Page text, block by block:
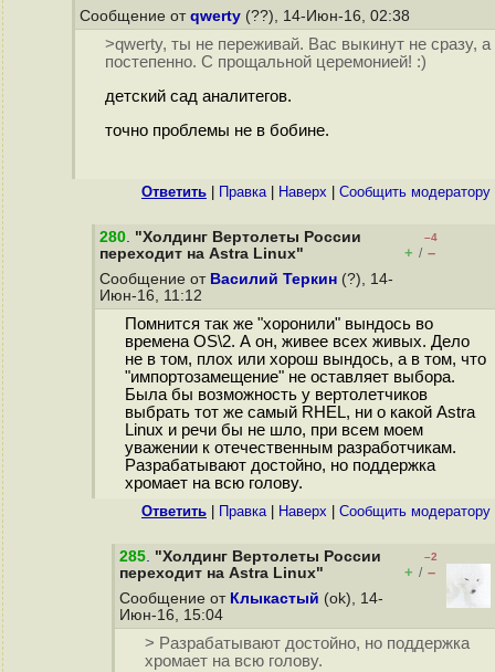
Сообщение от qwerty (??), 14-Июн-16, 02:38
>qwerty, ты не переживай. Вас выкинут не сразу, а
постепенно. С прощальной церемонией! :)
детский сад аналитегов.
точно проблемы не в бобине.
Ответить Правка| Наверх Cообщить модератору
280. "Холдинг Вертолеты России
переходит на Astra Linux"
–4
+ / –
Сообщение от Василий Теркин (?), 14-
Июн-16, 11:12
Помнится так же "хоронили" вындось во
времена ОS\2. А он, живее всех живых. Дело
не в том, плох или хорош вындось, а в том, что
"импортозамещение" не оставляет выбора.
Была бы возможность у вертолетчиков
выбрать тот же самый RHEL, ни о какой Astra
Linuх и речи бы не шло, при всем моем
уважении к отечественным разработчикам.
Разрабатывают достойно, но поддержка
хромает на всю голову.
Ответить Правка| Наверх Cообщить модератору
285. "Холдинг Вертолеты России
переходит на Astra Linux"
–2
+ / –
Сообщение от Клыкастый (ok), 14-
Июн-16, 15:04
> Разрабатывают достойно, но поддержка
хромает на всю голову.